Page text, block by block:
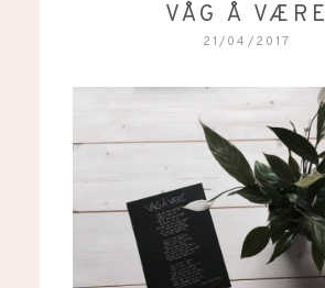
VÅG Å VÆRE
21/04/2017